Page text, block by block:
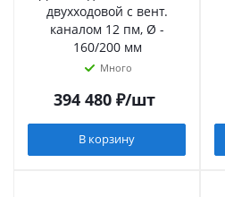
двухходовой с вент.
каналом 12 пм, Ø -
160/200 мм
Много
394 480₽/шт
В корзину